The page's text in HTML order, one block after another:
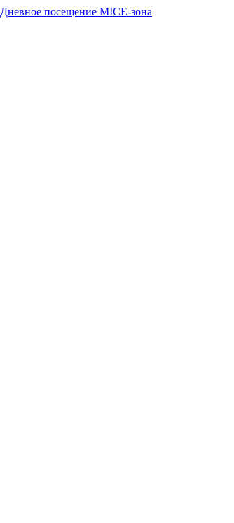
Дневное посещение MICE-зона